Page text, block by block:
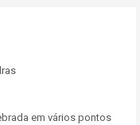
em vários pontos